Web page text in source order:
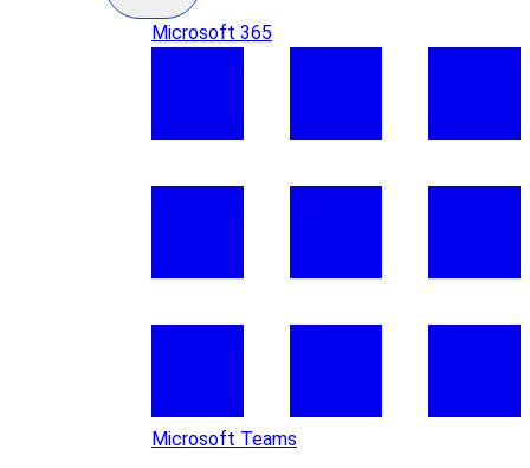
Microsoft 365
Microsoft Teams